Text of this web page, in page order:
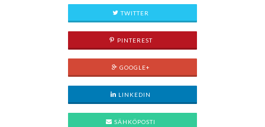
TWITTER
PINTEREST
GOOGLE+
LINKEDIN
SÄHKÖPOSTI